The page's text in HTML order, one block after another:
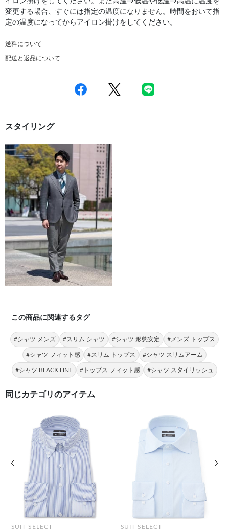
変更する場合、すぐには指定の温度になりません。時間をおいて指
定の温度になってからアイロン掛けをしてください。
送料について
配送と返品について
スタイリング
この商品に関連するタグ
#シャツ メンズ #スリム シャツ #シャツ 形態安定 #メンズ トップス
#シャツ フィット感 #スリム トップス #シャツ スリムアーム
#シャツ BLACK LINE #トップス フィット感 #シャツ スタイリッシュ
同じカテゴリのアイテム
SUIT SELECT SUIT SELECT
前の画像